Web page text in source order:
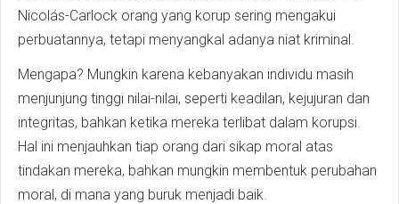
Nicolás-Carlock orang yang korup sering mengakui
perbuatannya, tetapi menyangkal adanya niat kriminal.
Mengapa? Mungkin karena kebanyakan individu masih
menjunjung tinggi nilai-nilai, seperti keadilan, kejujuran dan
integritas, bahkan ketika mereka terlibat dalam korupsi.
Hal ini menjauhkan tiap orang dari sikap moral atas
tindakan mereka, bahkan mungkin membentuk perubahan
moral, di mana yang buruk menjadi baik.